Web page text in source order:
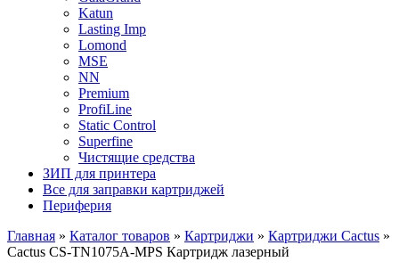
Katun
Lasting Imp
Lomond
MSE
NN
Premium
ProfiLine
Static Control
Superfine
Чистящие средства
ЗИП для принтера
Все для заправки картриджей
Периферия
Главная » Каталог товаров » Картриджи » Картриджи Cactus »
Cactus CS-TN1075A-MPS Картридж лазерный